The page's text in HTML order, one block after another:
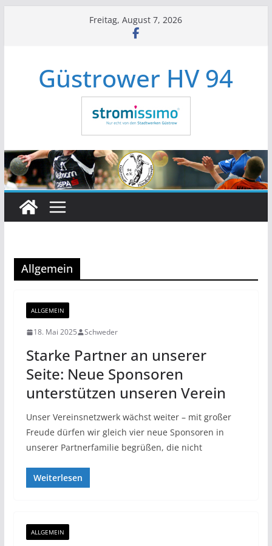
Freitag, August 7, 2026
Güstrower HV 94
Allgemein
ALLGEMEIN
18. Mai 2025 Schweder
Starke Partner an unserer
Seite: Neue Sponsoren
unterstützen unseren Verein
Unser Vereinsnetzwerk wächst weiter – mit großer
Freude dürfen wir gleich vier neue Sponsoren in
unserer Partnerfamilie begrüßen, die nicht
Weiterlesen
ALLGEMEIN